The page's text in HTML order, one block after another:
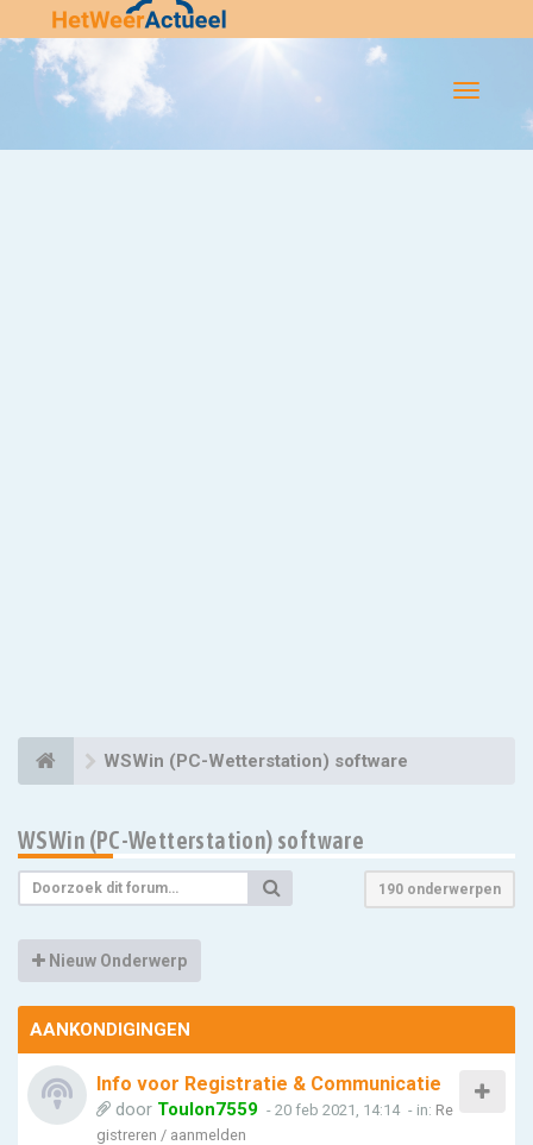
Flip-
WSWin (PC-Wetterstation) software
WSWin (PC-Wetterstation) software
190 onderwerpen
Nieuw Onderwerp
AANKONDIGINGEN
Info voor Registratie & Communicatie
door Toulon7559 - 20 feb 2021, 14:14 - in: Re
gistreren / aanmelden